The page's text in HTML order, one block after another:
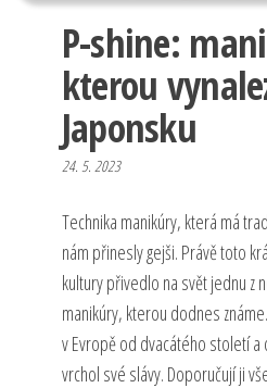
P-shine:
kterou
Japonsku
24. 5. 2023
Technika manikúry, která má
nám přinesly gejši. Právě toto
kultury přivedlo na svět jednu z
manikúry, kterou dodnes
v Evropě od dvacátého století
vrchol své slávy. Doporučují ji